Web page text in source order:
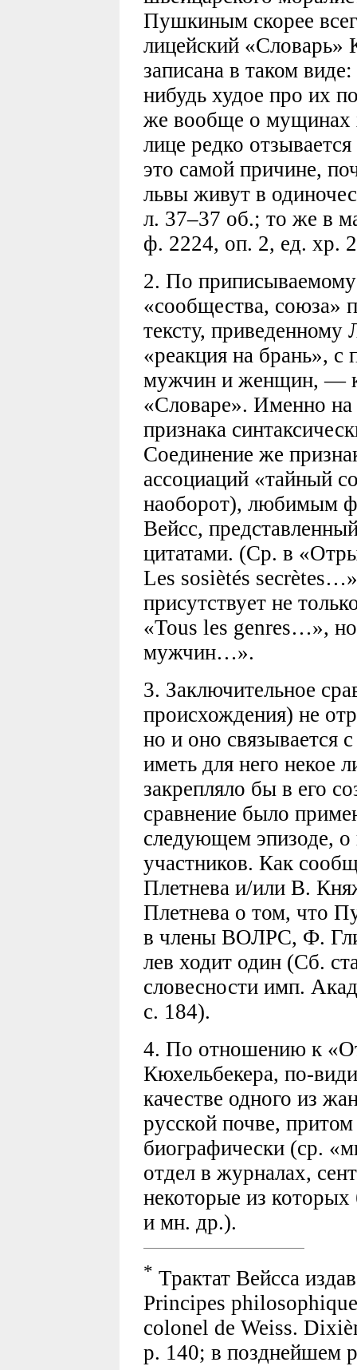
Пушкиным скорее
лицейский «Словарь»
записана в таком
нибудь худое про их
же вообще о мущинах
лице редко
это самой причине,
львы живут в
л. 37–37 об.; то же в
ф. 2224, оп. 2, ед. хр.
2. По
«сообщества, союза»
тексту, приведенному
«реакция на брань»,
мужчин и женщин, — к
«Словаре». Именно на
признака
Соединение же
ассоциаций «тайный
наоборот), любимым
Вейсс,
цитатами. (Ср. в
Les sosiètés
присутствует не
«Tous les genres…»,
мужчин…».
3. Заключительное
происхождения) не
но и оно
иметь для него некое
закрепляло бы в его
сравнение было
следующем эпизоде, о
участников. Как
Плетнева и/или В.
Плетнева о том, что
в члены ВОЛРС, Ф.
лев ходит один (Сб.
словесности имп.
с. 184).
4. По отношению к
Кюхельбекера, по-
качестве одного из
русской почве, притом
биографически (ср.
отдел в журналах,
некоторые из
и мн. др.).
* Трактат Вейсса
Principes
colonel de Weiss.
р. 140; в позднейшем